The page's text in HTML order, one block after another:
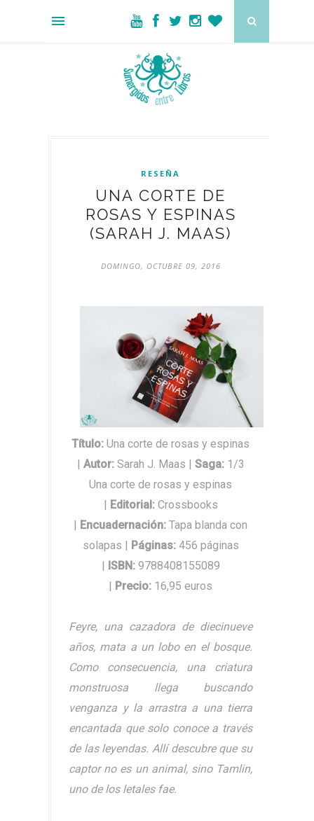
RESEÑA
UNA CORTE DE
ROSAS Y ESPINAS
(SARAH J. MAAS)
DOMINGO, OCTUBRE 09, 2016
Título: Una corte de rosas y espinas
Autor: Sarah J. Maas Saga: 1/3
Una corte de rosas y espinas
Editorial :Crossbooks
Encuadernación: Tapa blanda con
solapas |
Páginas: 456 páginas
ISBN : 9788408155089
Precio: 16,95 euros
Feyre, una cazadora de diecinueve
años, mata a un lobo en el bosque.
Como consecuencia, una criatura
monstruosa llega buscando
venganza y la arrastra a una tierra
encantada que solo conoce a través
de las leyendas. Allí descubre que su
captor no es un animal, sino Tamlin,
uno de los letales fae.